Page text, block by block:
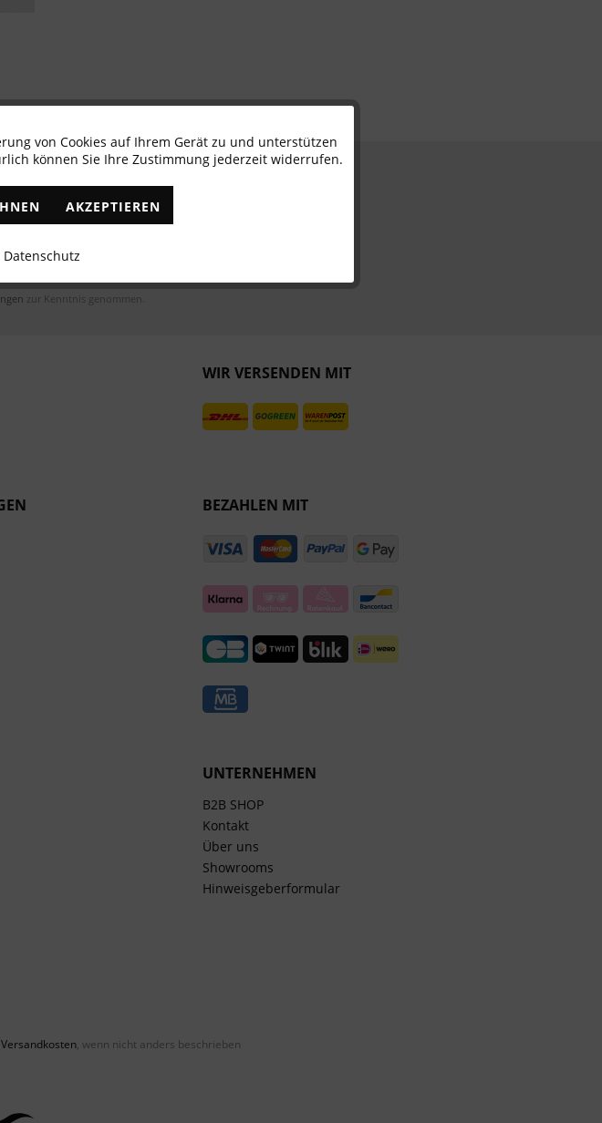
aktuellsten Trends
zur Kenntnis genommen.
WIR VERSENDEN MIT
BEZAHLEN MIT
UNTERNEHMEN
B2B SHOP
Kontakt
Über uns
Showrooms
Hinweisgeberformular
Versandkosten, wenn nicht anders beschrieben
Aktiv
Inaktiv
von Cookies auf Ihrem Gerät zu und unterstützen
können Sie Ihre Zustimmung jederzeit widerrufen.
AKZEPTIEREN
Datenschutz